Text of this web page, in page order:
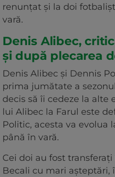
renunțat și la doi
vară.
Denis Alibec,
și după plecarea
Denis Alibec și Dennis
prima jumătate a
decis să îi cedeze la alte
lui Alibec la Farul este
Politic, acesta va evolua
până în vară.
Cei doi au fost
Becali cu mari